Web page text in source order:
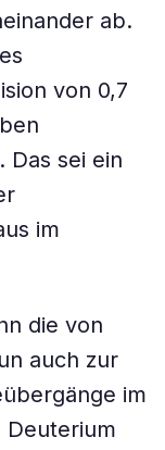
ab.
von 0,7
Das sei ein
im
die von
auch zur
im
Deuterium